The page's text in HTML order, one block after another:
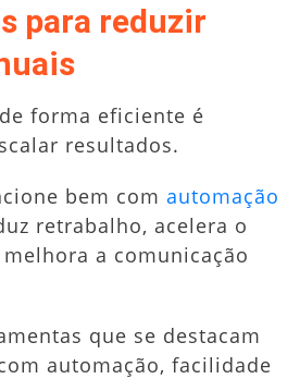
para reduzir
forma eficiente é
resultados.
bem com automação
retrabalho, acelera o
a comunicação
que se destacam
automação, facilidade